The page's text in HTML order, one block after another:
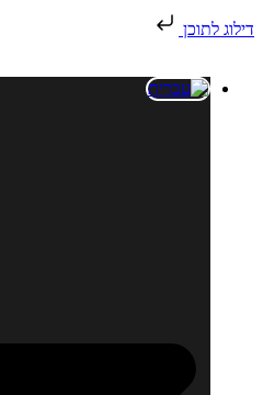
דילוג לתוכן